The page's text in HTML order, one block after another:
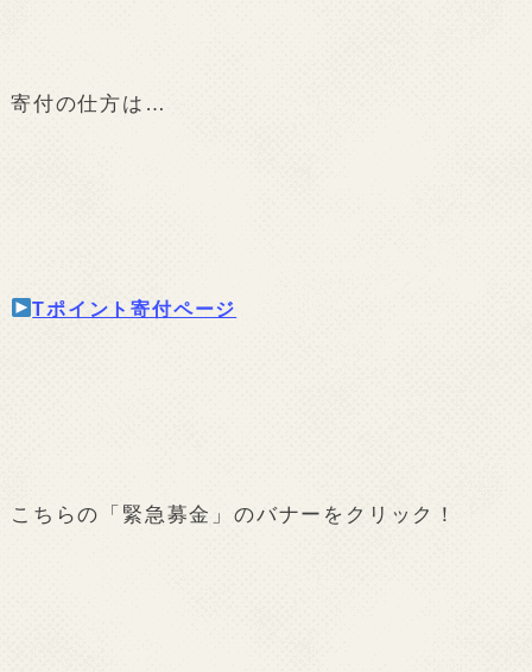
寄付の仕方は…
Tポイント寄付ページ
こちらの「緊急募金」のバナーをクリック！